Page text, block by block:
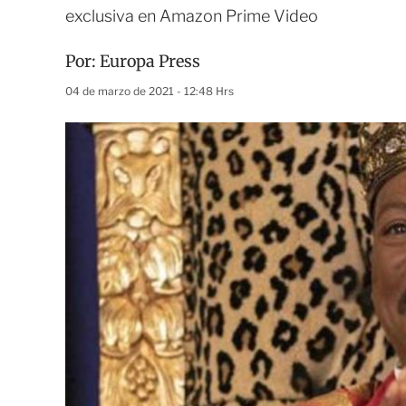
exclusiva en Amazon Prime Video
Por: Europa Press
04 de marzo de 2021 - 12:48 Hrs